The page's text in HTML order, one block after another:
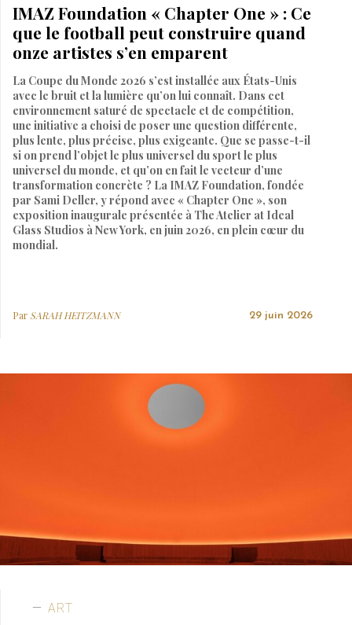
IMAZ Foundation « Chapter One » : Ce
que le football peut construire quand
onze artistes s’en emparent
La Coupe du Monde 2026 s’est installée aux États-Unis
avec le bruit et la lumière qu’on lui connaît. Dans cet
environnement saturé de spectacle et de compétition,
une initiative a choisi de poser une question différente,
plus lente, plus précise, plus exigeante. Que se passe-t-il
si on prend l’objet le plus universel du sport le plus
universel du monde, et qu’on en fait le vecteur d’une
transformation concrète ? La IMAZ Foundation, fondée
par Sami Deller, y répond avec « Chapter One », son
exposition inaugurale présentée à The Atelier at Ideal
Glass Studios à New York, en juin 2026, en plein cœur du
mondial.
Par SARAH HEITZMANN 29 juin 2026
ART